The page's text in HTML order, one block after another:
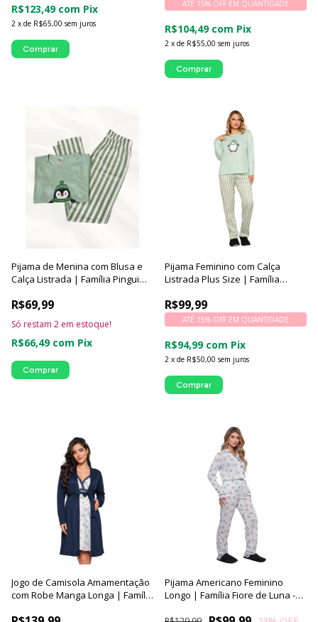
2 x de R$65,00 sem juros
R$123,49 com Pix
Comprar
2 x de R$55,00 sem juros
ATÉ 15% OFF EM QUANTIDADE
R$104,49 com Pix
Comprar
Pijama de Menina com Blusa e
Calça Listrada | Família Pinguim -
R$69,99
R$66,49 com Pix
Só restam 2 em estoque!
Comprar
Pijama Feminino com Calça
Listrada Plus Size | Família
R$99,99
2 x de R$50,00 sem juros
ATÉ 15% OFF EM QUANTIDADE
R$94,99 com Pix
Comprar
Jogo de Camisola Amamentação
com Robe Manga Longa | Família
Pijama Americano Feminino
Longo | Família Fiore de Luna -